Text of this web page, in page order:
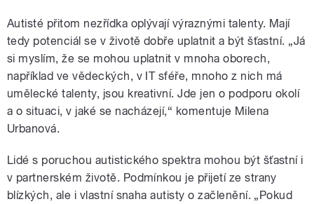
Autisté přitom nezřídka oplývají výraznými talenty. Mají
tedy potenciál se v životě dobře uplatnit a být šťastní. „Já
si myslím, že se mohou uplatnit v mnoha oborech,
například ve vědeckých, v IT sféře, mnoho z nich má
umělecké talenty, jsou kreativní. Jde jen o podporu okolí
a o situaci, v jaké se nacházejí,“ komentuje Milena
Urbanová.
Lidé s poruchou autistického spektra mohou být šťastní i
v partnerském životě. Podmínkou je přijetí ze strany
blízkých, ale i vlastní snaha autisty o začlenění. „Pokud